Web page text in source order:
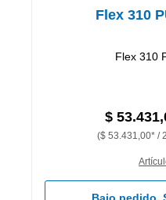
Flex 310
Flex 310
$
($ 53.431,00* /